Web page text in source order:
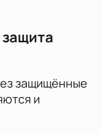
защищённые
и